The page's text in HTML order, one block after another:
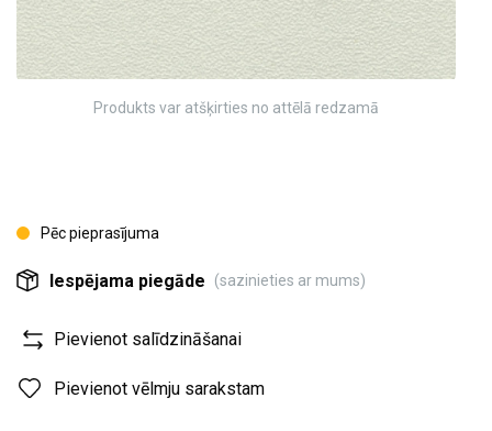
Pēc pieprasījuma
Iespējama piegāde (sazinieties ar mums)
Pievienot salīdzināšanai
Pievienot vēlmju sarakstam
Produkts var atšķirties no attēlā redzamā